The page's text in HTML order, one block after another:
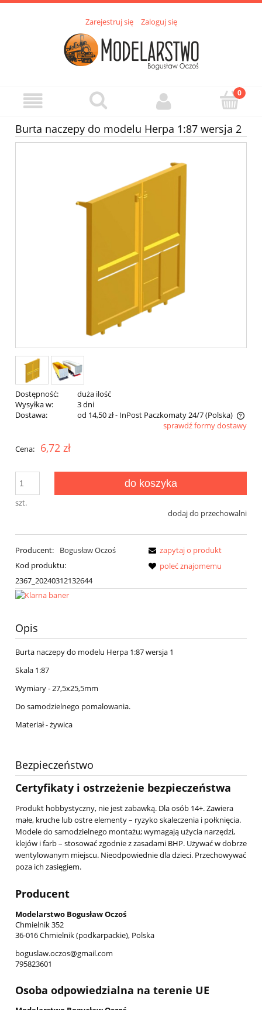
Zarejestruj się Zaloguj się
Burta naczepy do modelu Herpa 1:87 wersja 2
Dostępność:
duża ilość
Wysyłka w:
3 dni
Dostawa:
od 14,50 zł- InPost Paczkomaty 24/7(Polska)
Cena nie zawiera ewentualnych kosztów płatnościsprawdź formy dostawy
Cena: 6,72 zł
szt.
do koszyka
dodaj do przechowalni
Producent:
Bogusław Oczoś
Kod produktu:
2367_20240312132644
zapytaj o produkt
poleć znajomemu
Opis
Burta naczepy do modelu Herpa 1:87 wersja 1
Skala 1:87
Wymiary - 27,5x25,5mm
Do samodzielnego pomalowania.
Materiał - żywica
Bezpieczeństwo
Certyfikaty i ostrzeżenie bezpieczeństwa
Produkt hobbystyczny, nie jest zabawką. Dla osób 14+. Zawiera
małe, kruche lub ostre elementy – ryzyko skaleczenia i połknięcia.
Modele do samodzielnego montażu; wymagają użycia narzędzi,
klejów i farb – stosować zgodnie z zasadami BHP. Używać w dobrze
wentylowanym miejscu. Nieodpowiednie dla dzieci. Przechowywać
poza ich zasięgiem.
Producent
Modelarstwo Bogusław Oczoś
Chmielnik 352
36-016 Chmielnik (podkarpackie), Polska
boguslaw.oczos@gmail.com
795823601
Osoba odpowiedzialna na terenie UE